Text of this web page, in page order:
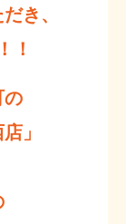
き、
！
の
」